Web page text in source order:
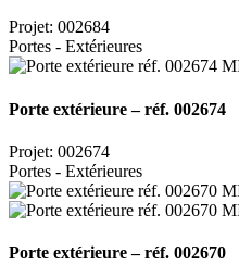
Projet: 002684
Portes - Extérieures
Porte extérieure – réf. 002674
Projet: 002674
Portes - Extérieures
Porte extérieure – réf. 002670